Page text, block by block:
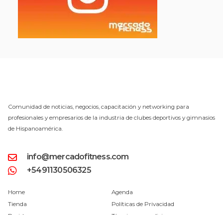
Comunidad de noticias, negocios, capacitación y networking para
profesionales y empresarios de la industria de clubes deportivos y gimnasios
de Hispanoamérica.
info@mercadofitness.com
+5491130506325
Home
Tienda
Agenda
Políticas de Privacidad